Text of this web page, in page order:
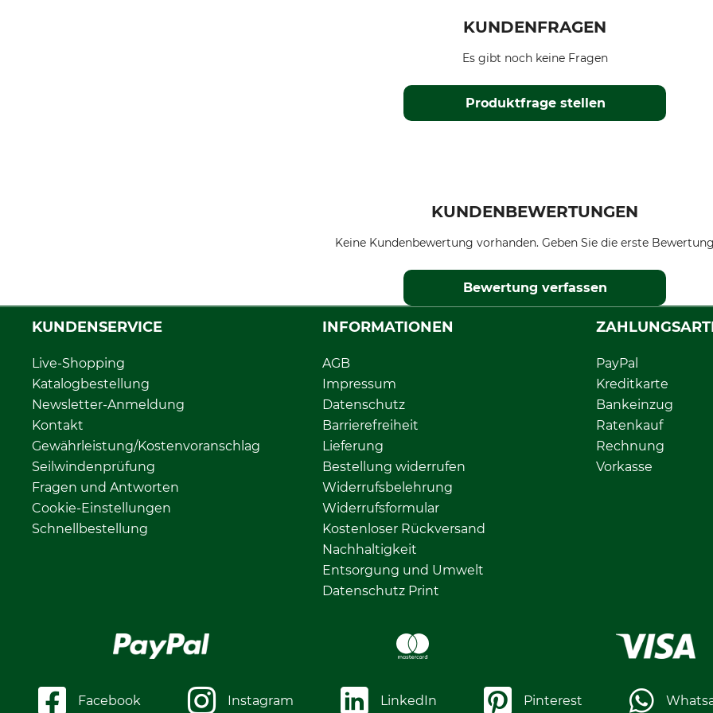
KUNDENFRAGEN
Produktfrage stellen
Es gibt noch keine Fragen
KUNDENBEWERTUNGEN
Keine Kundenbewertung vorhanden. Geben Sie die erste
Bewertung verfassen
KUNDENSERVICE
Live-Shopping
Katalogbestellung
Newsletter-Anmeldung
Kontakt
Gewährleistung/Kostenvoranschlag
Seilwindenprüfung
Fragen und Antworten
Cookie-Einstellungen
Schnellbestellung
INFORMATIONEN
AGB
Impressum
Datenschutz
Barrierefreiheit
Lieferung
Bestellung widerrufen
Widerrufsbelehrung
Widerrufsformular
Kostenloser Rückversand
Nachhaltigkeit
Entsorgung und Umwelt
Datenschutz Print
PayPal
Kreditkarte
Bankeinzug
Ratenkauf
Rechnung
Vorkasse
Facebook Instagram LinkedIn Pinterest